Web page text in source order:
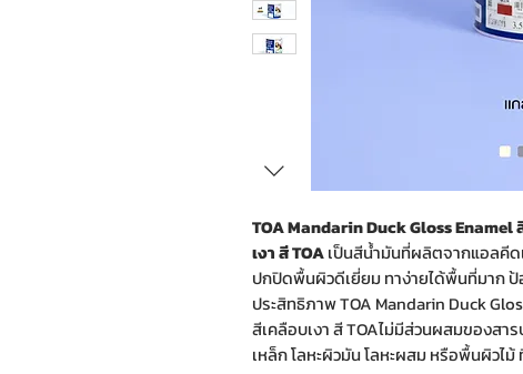
TOA Mandarin Duck Gloss
เงา สี TOAเป็นสีน้ำมันที่ผลิตจากแอลคีด
ปกปิดพื้นผิวดีเยี่ยม ทาง่ายได้พื้นที่มาก
ประสิทธิภาพ TOA Mandarin Duck
สีเคลือบเงา สี TOAไม่มีส่วนผสมของส
เหล็ก โลหะผิวมัน โลหะผสม หรือพื้นผิวไ